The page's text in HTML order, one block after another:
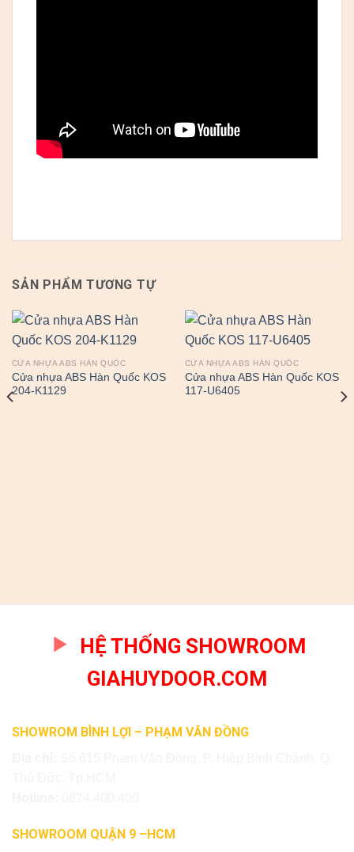
SẢN PHẨM TƯƠNG TỰ
CỬA NHỰA ABS HÀN QUỐC
Cửa nhựa ABS Hàn Quốc KOS
204-K1129
CỬA NHỰA ABS HÀN QUỐC
Cửa nhựa ABS Hàn Quốc KOS
117-U6405
HỆ THỐNG SHOWROOM
GIAHUYDOOR.COM
SHOWROM BÌNH LỢI – PHẠM VĂN ĐỒNG
SHOWROOM QUẬN 9 –HCM